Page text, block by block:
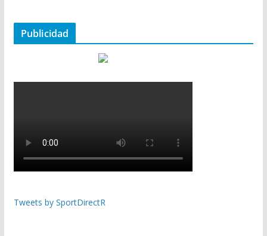
Publicidad
Tweets by SportDirectR